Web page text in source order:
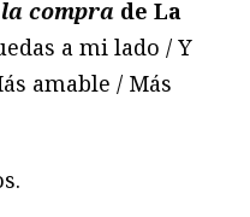
compra de La
a mi lado / Y
amable / Más